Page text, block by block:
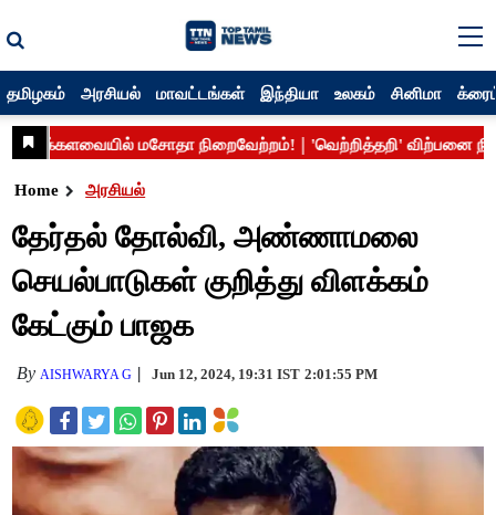
தமிழகம் அரசியல் மாவட்டங்கள் இந்தியா உலகம் சினிமா
Home அரசியல்
தேர்தல் தோல்வி, அண்ணாமலை
செயல்பாடுகள் குறித்து விளக்கம்
கேட்கும் பாஜக
By AISHWARYA G Jun 12, 2024, 19:31 IST 2:01:55 PM